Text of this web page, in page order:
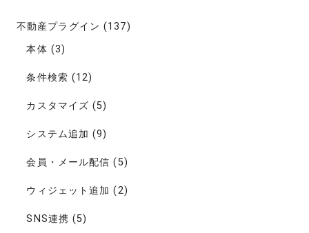
不動産プラグイン (137)
本体 (3)
条件検索 (12)
カスタマイズ (5)
システム追加 (9)
会員・メール配信 (5)
ウィジェット追加 (2)
SNS連携 (5)